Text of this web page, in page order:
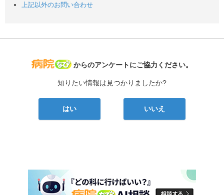
上記以外のお問い合わせ
病院なび
からのアンケートにご協力ください。
知りたい情報は見つかりましたか?
はい いいえ